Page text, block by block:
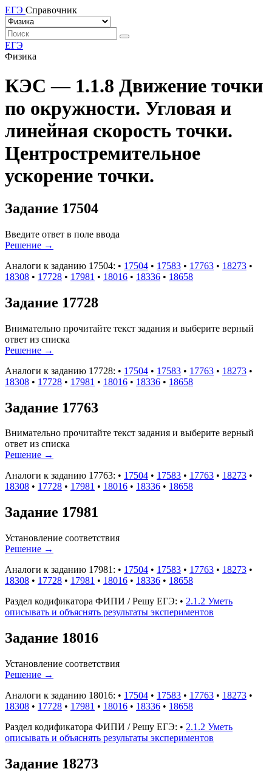
ЕГЭ Справочник
ЕГЭ
Физика
КЭС — 1.1.8 Движение точки
по окружности. Угловая и
линейная скорость точки.
Центростремительное
ускорение точки.
Задание 17504
Введите ответ в поле ввода
Решение →
Аналоги к заданию 17504: • 17504 • 17583 • 17763 • 18273 •
18308 • 17728 • 17981 • 18016 • 18336 • 18658
Задание 17728
Внимательно прочитайте текст задания и выберите верный
ответ из списка
Решение →
Аналоги к заданию 17728: • 17504 • 17583 • 17763 • 18273 •
18308 • 17728 • 17981 • 18016 • 18336 • 18658
Задание 17763
Внимательно прочитайте текст задания и выберите верный
ответ из списка
Решение →
Аналоги к заданию 17763: • 17504 • 17583 • 17763 • 18273 •
18308 • 17728 • 17981 • 18016 • 18336 • 18658
Задание 17981
Установление соответствия
Решение →
Аналоги к заданию 17981: • 17504 • 17583 • 17763 • 18273 •
18308 • 17728 • 17981 • 18016 • 18336 • 18658
Раздел кодификатора ФИПИ / Решу ЕГЭ: • 2.1.2 Уметь
описывать и объяснять результаты экспериментов
Задание 18016
Установление соответствия
Решение →
Аналоги к заданию 18016: • 17504 • 17583 • 17763 • 18273 •
18308 • 17728 • 17981 • 18016 • 18336 • 18658
Раздел кодификатора ФИПИ / Решу ЕГЭ: • 2.1.2 Уметь
описывать и объяснять результаты экспериментов
Задание 18273